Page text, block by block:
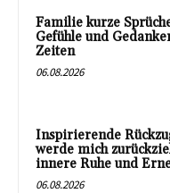
Familie kurze
Gefühle und
Zeiten
06.08.2026
Inspirierende
werde mich
innere Ruhe und
06.08.2026